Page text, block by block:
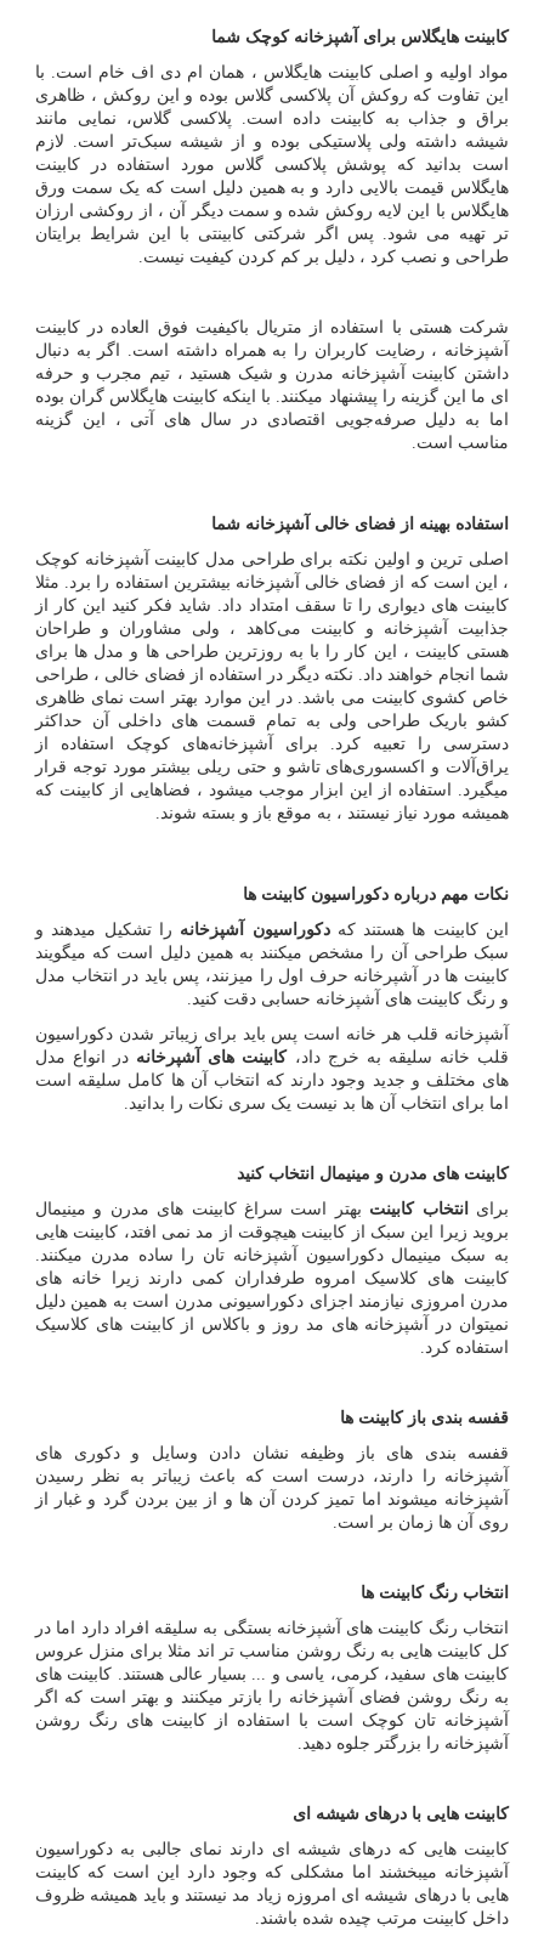
کابینت هایگلاس برای آشپزخانه کوچک شما
مواد اولیه و اصلی کابینت هایگلاس ، همان ام دی اف خام است. با
این تفاوت که روکش آن پلاکسی گلاس بوده و این روکش ، ظاهری
براق و جذاب به کابینت داده است. پلاکسی گلاس، نمایی مانند
شیشه داشته ولی پلاستیکی بوده و از شیشه سبکتر است. لازم
است بدانید که پوشش پلاکسی گلاس مورد استفاده در کابینت
هایگلاس قیمت بالایی دارد و به همین دلیل است که یک سمت ورق
هایگلاس با این لایه روکش شده و سمت دیگر آن ، از روکشی ارزان
تر تهیه می شود. پس اگر شرکتی کابینتی با این شرایط برایتان
طراحی و نصب کرد ، دلیل بر کم کردن کیفیت نیست.
شرکت هستی با استفاده از متریال باکیفیت فوق العاده در کابینت
آشپزخانه ، رضایت کاربران را به همراه داشته است. اگر به دنبال
داشتن کابینت آشپزخانه مدرن و شیک هستید ، تیم مجرب و حرفه
ای ما این گزینه را پیشنهاد میکنند. با اینکه کابینت هایگلاس گران بوده
اما به دلیل صرفه‌جویی اقتصادی در سال های آتی ، این گزینه
مناسب است.
استفاده بهینه از فضای خالی آشپزخانه شما
اصلی ترین و اولین نکته برای طراحی مدل کابینت آشپزخانه کوچک
، این است که از فضای خالی آشپزخانه بیشترین استفاده را برد. مثلا
کابینت های دیواری را تا سقف امتداد داد. شاید فکر کنید این کار از
جذابیت آشپزخانه و کابینت می‌کاهد ، ولی مشاوران و طراحان
هستی کابینت ، این کار را با به روزترین طراحی‌ ها و مدل ‌ها برای
شما انجام خواهند داد. نکته دیگر در استفاده از فضای خالی ، طراحی
خاص کشوی کابینت می ‌باشد. در این موارد بهتر است نمای ظاهری
کشو باریک طراحی ولی به تمام قسمت های داخلی آن حداکثر
دسترسی را تعبیه کرد. برای آشپزخانه‌های کوچک استفاده از
یراق‌آلات و اکسسوری‌های تاشو و حتی ریلی بیشتر مورد توجه قرار
میگیرد. استفاده از این ابزار موجب میشود ، فضاهایی از کابینت که
همیشه مورد نیاز نیستند ، به موقع باز و بسته شوند.
نکات مهم درباره دکوراسیون کابینت ها
این کابینت ها هستند کهدکوراسیون آشپزخانه را تشکیل میدهند و
سبک طراحی آن را مشخص میکنند به همین دلیل است که میگویند
کابینت ها در آشپرخانه حرف اول را میزنند، پس باید در انتخاب مدل
و رنگ کابینت های آشپزخانه حسابی دقت کنید.
آشپزخانه قلب هر خانه است پس باید برای زیباتر شدن دکوراسیون
قلب خانه سلیقه به خرج داد،کابینت های آشپرخانه در انواع مدل
های مختلف و جدید وجود دارند که انتخاب آن ها کامل سلیقه است
اما برای انتخاب آن ها بد نیست یک سری نکات را بدانید.
کابینت های مدرن و مینیمال انتخاب کنید
برای
انتخاب کابینت بهتر است سراغ کابینت های مدرن و مینیمال
بروید زیرا این سبک از کابینت هیچوقت از مد نمی افتد، کابینت هایی
به سبک مینیمال دکوراسیون آشپزخانه تان را ساده مدرن میکنند.
کابینت های کلاسیک امروه طرفداران کمی دارند زیرا خانه های
مدرن امروزی نیازمند اجزای دکوراسیونی مدرن است به همین دلیل
نمیتوان در آشپزخانه های مد روز و باکلاس از کابینت های کلاسیک
استفاده کرد.
قفسه بندی باز کابینت ها
قفسه بندی های باز وظیفه نشان دادن وسایل و دکوری های
آشپزخانه را دارند، درست است که باعث زیباتر به نظر رسیدن
آشپزخانه میشوند اما تمیز کردن آن ها و از بین بردن گرد و غبار از
روی آن ها زمان بر است.
انتخاب رنگ کابینت ها
انتخاب رنگ کابینت های آشپزخانه بستگی به سلیقه افراد دارد اما در
کل کابینت هایی به رنگ روشن مناسب تر اند مثلا برای منزل عروس
کابینت های سفید، کرمی، یاسی و ... بسیار عالی هستند. کابینت های
به رنگ روشن فضای آشپزخانه را بازتر میکنند و بهتر است که اگر
آشپزخانه تان کوچک است با استفاده از کابینت های رنگ روشن
آشپزخانه را بزرگتر جلوه دهید.
کابینت هایی با درهای شیشه ای
کابینت هایی که درهای شیشه ای دارند نمای جالبی به دکوراسیون
آشپزخانه میبخشند اما مشکلی که وجود دارد این است که کابینت
هایی با درهای شیشه ای امروزه زیاد مد نیستند و باید همیشه ظروف
داخل کابینت مرتب چیده شده باشند.